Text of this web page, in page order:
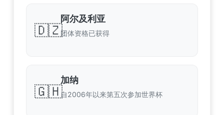
🇩🇿
阿尔及利亚
团体资格已获得
🇬🇭
加纳
自2006年以来第五次参加世界杯